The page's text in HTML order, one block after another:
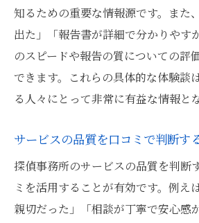
知るための重要な情報源です。また
出た」「報告書が詳細で分かりやす
のスピードや報告の質についての評
できます。これらの具体的な体験談
る人々にとって非常に有益な情報と
サービスの品質を口コミで判断す
探偵事務所のサービスの品質を判断
ミを活用することが有効です。例え
親切だった」「相談が丁寧で安心感